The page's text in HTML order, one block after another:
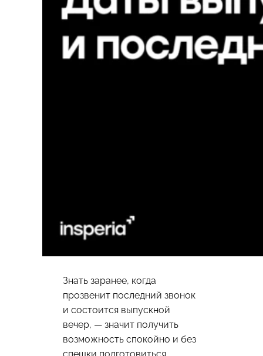
Знать заранее, когда
прозвенит последний звонок
и состоится выпускной
вечер, — значит получить
возможность спокойно и без